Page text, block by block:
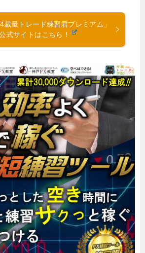
裁量トレード練習君プレミアム」
式サイトはこちら！